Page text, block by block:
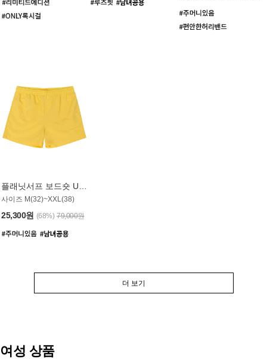
플래닛서프 보드숏 UMB008YPS
사이즈 M(32)~XXL(38)
25,300원 (68%) 79,000원
더 보기
여성 상품